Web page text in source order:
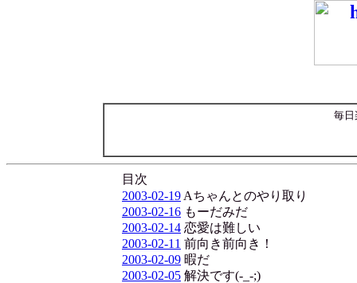
毎日
目次
2003-02-19 Aちゃんとのやり取り
2003-02-16 もーだみだ
2003-02-14 恋愛は難しい
2003-02-11 前向き前向き！
2003-02-09 暇だ
2003-02-05 解決です(-_-;)